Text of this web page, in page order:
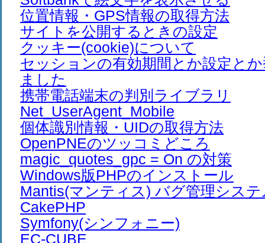
位置情報・GPS情報の取得方法
サイトを公開するときの設定
クッキー(cookie)について
セッションの有効期間とか設定と
ました
携帯電話端末の判別ライブラリ
Net_UserAgent_Mobile
個体識別情報・UIDの取得方法
OpenPNEのツッコミどころ
magic_quotes_gpc = On の対策
Windows版PHPのインストール
Mantis(マンティス) バグ管理システ
CakePHP
Symfony(シンフォニー)
EC-CUBE